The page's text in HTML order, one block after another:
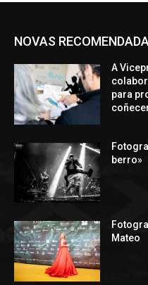
NOVAS
A
para
berro»
Mateo